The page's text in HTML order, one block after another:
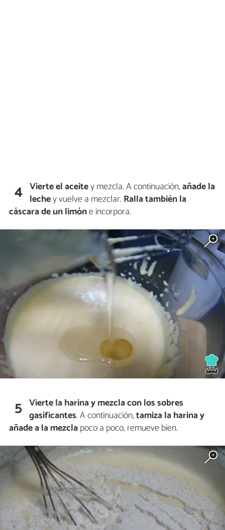
4 Vierte el aceitey mezcla. A continuación,añade la
lechey vuelve a mezclar. Ralla también la
cáscara de un limóne incorpora.
5 Vierte la harina y mezcla con los sobres
gasificantes. A continuación,tamiza la harina y
añade a la mezclapoco a poco, remueve bien.